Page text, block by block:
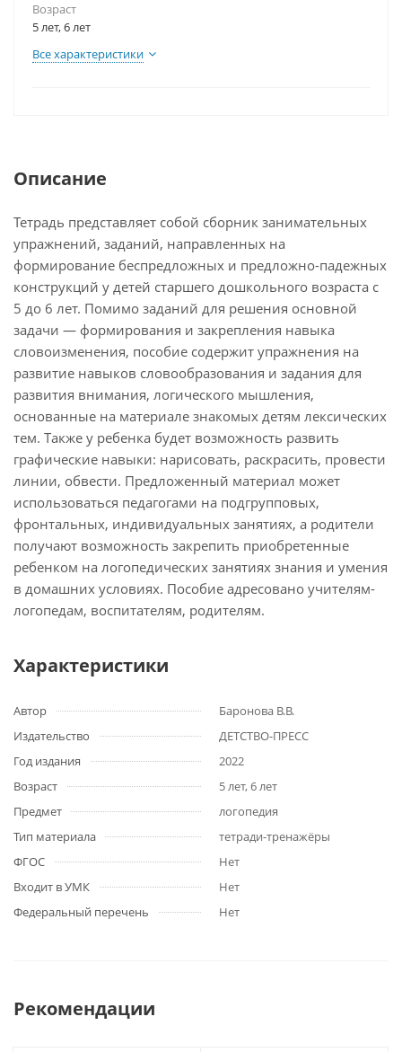
Возраст
5 лет, 6 лет
Все характеристики
Описание
Тетрадь представляет собой сборник занимательных
упражнений, заданий, направленных на
формирование беспредложных и предложно-падежных
конструкций у детей старшего дошкольного возраста с
5 до 6 лет. Помимо заданий для решения основной
задачи — формирования и закрепления навыка
словоизменения, пособие содержит упражнения на
развитие навыков словообразования и задания для
развития внимания, логического мышления,
основанные на материале знакомых детям лексических
тем. Также у ребенка будет возможность развить
графические навыки: нарисовать, раскрасить, провести
линии, обвести. Предложенный материал может
использоваться педагогами на подгрупповых,
фронтальных, индивидуальных занятиях, а родители
получают возможность закрепить приобретенные
ребенком на логопедических занятиях знания и умения
в домашних условиях. Пособие адресовано учителям-
логопедам, воспитателям, родителям.
Характеристики
Автор
Баронова В.В.
Издательство
ДЕТСТВО-ПРЕСС
Год издания
2022
Возраст
5 лет, 6 лет
Предмет
логопедия
Тип материала
тетради-тренажёры
ФГОС
Нет
Входит в УМК
Нет
Федеральный перечень
Нет
Рекомендации